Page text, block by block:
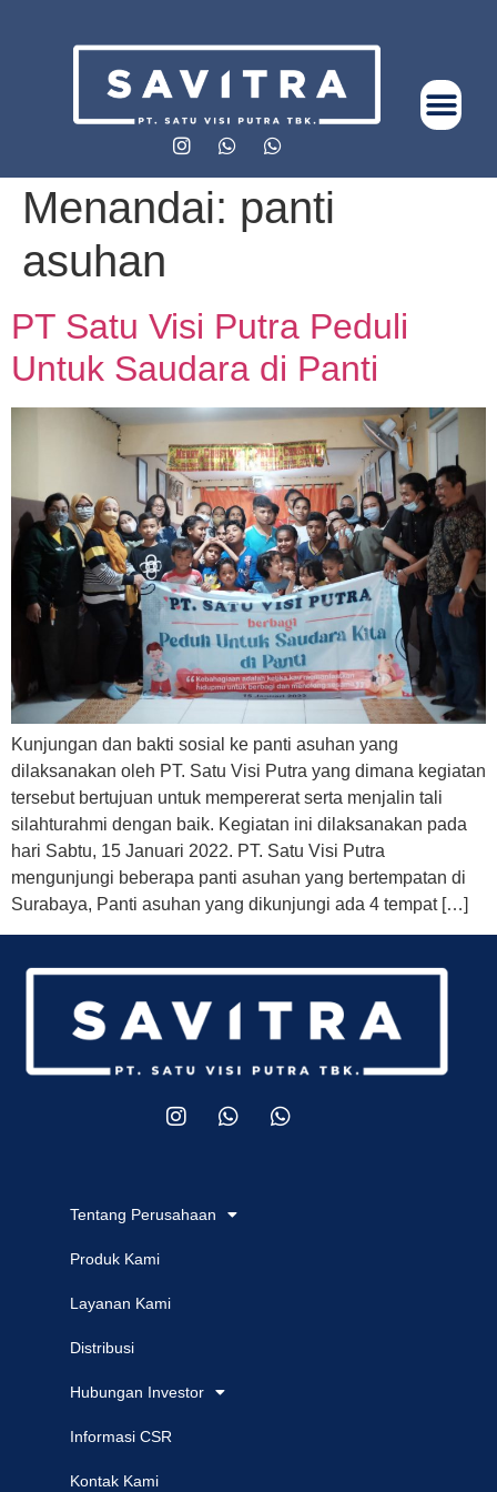
Menandai: panti
asuhan
PT Satu Visi Putra Peduli
Untuk Saudara di Panti
Kunjungan dan bakti sosial ke panti asuhan yang
dilaksanakan oleh PT. Satu Visi Putra yang dimana kegiatan
tersebut bertujuan untuk mempererat serta menjalin tali
silahturahmi dengan baik. Kegiatan ini dilaksanakan pada
hari Sabtu, 15 Januari 2022. PT. Satu Visi Putra
mengunjungi beberapa panti asuhan yang bertempatan di
Surabaya, Panti asuhan yang dikunjungi ada 4 tempat […]
Tentang Perusahaan
Produk Kami
Layanan Kami
Distribusi
Hubungan Investor
Informasi CSR
Kontak Kami